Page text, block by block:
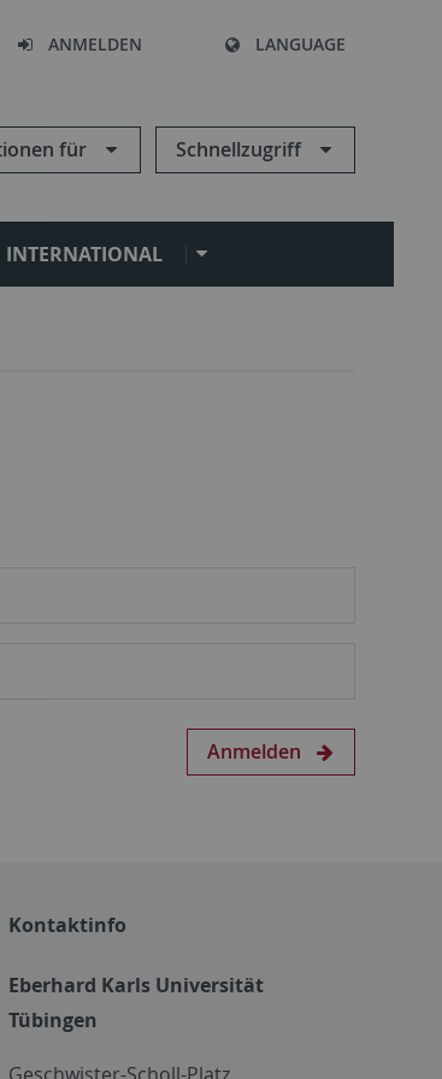
ANMELDEN LANGUAGE
für Schnellzugriff
INTERNATIONAL
Anmelden
Kontaktinfo
Eberhard Karls Universität
Tübingen